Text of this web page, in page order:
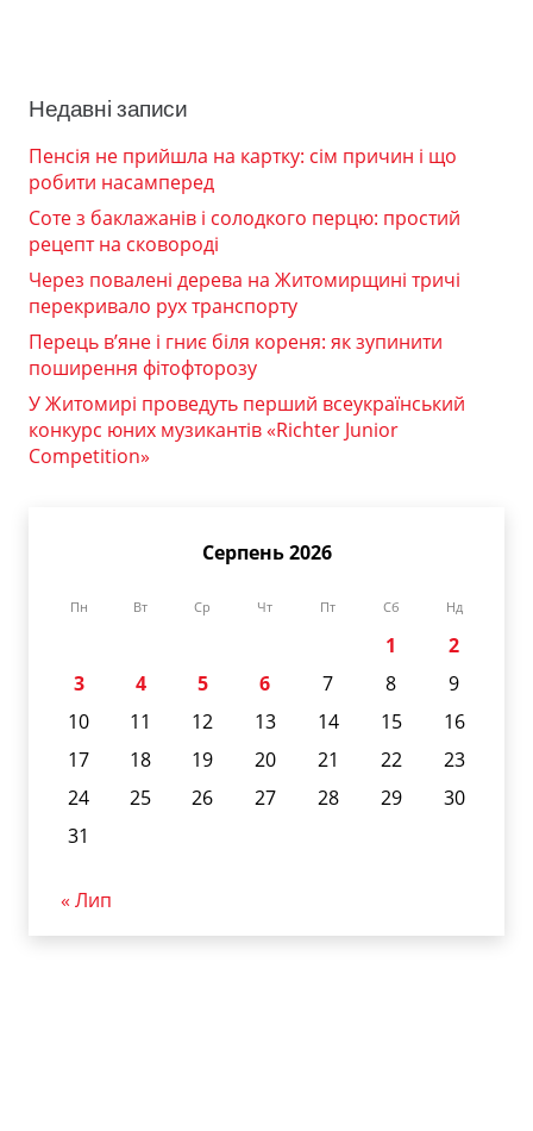
Недавні записи
Пенсія не прийшла на картку: сім причин і що
робити насамперед
Соте з баклажанів і солодкого перцю: простий
рецепт на сковороді
Через повалені дерева на Житомирщині тричі
перекривало рух транспорту
Перець в’яне і гниє біля кореня: як зупинити
поширення фітофторозу
У Житомирі проведуть перший всеукраїнський
конкурс юних музикантів «Richter Junior
Competition»
Серпень 2026
Пн Вт Ср Чт Пт Сб Нд
1
2
3
4 5 6 7 8
9
10
11 12 13 14 15
16
17
18 19 20 21 22
23
24
25 26 27 28 29
30
31
« Лип